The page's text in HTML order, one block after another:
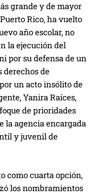
grande y de mayor
Rico, ha vuelto
año escolar, no
la ejecución del
por su defensa de un
derechos de
un acto insólito de
Yanira Raíces,
de prioridades
la agencia encargada
y juvenil de
como cuarta opción,
los nombramientos